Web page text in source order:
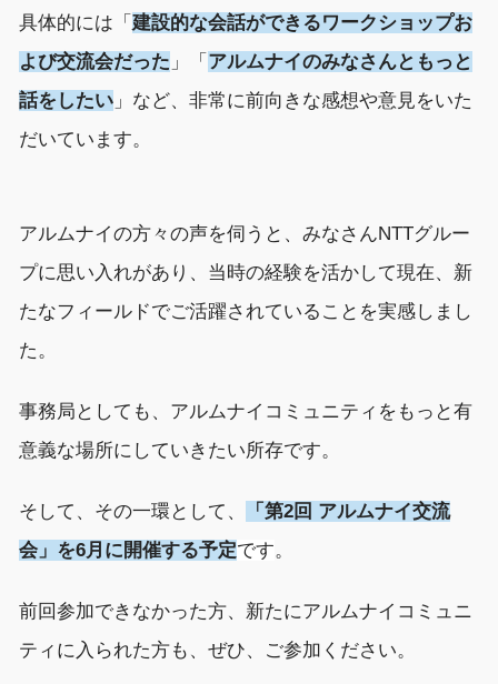
具体的には 「 建設的な会話ができるワークショップお
よび交流会だった 」 「 アルムナイのみなさんともっと
話を したい 」 など、非常に前向きな感想や意見をいた
だいています。
アルムナイの方々の声を伺 うと、 みなさんNTTグルー
プに思い入れがあり、 当時の経験を活かして現在、新
たなフィールドでご活躍されている ことを実感しまし
た。
事務局としても、 アルムナイコミュニティをもっと有
意義な場所にしていきたい所存です。
そして、その一環として 、 「 第2回 アルムナイ交流
会」を6月 に開催する予定です。
前回参加できなかった方、新たにアルムナイコミュニ
ティに入られた方も 、 ぜひ、 ご参加 ください。